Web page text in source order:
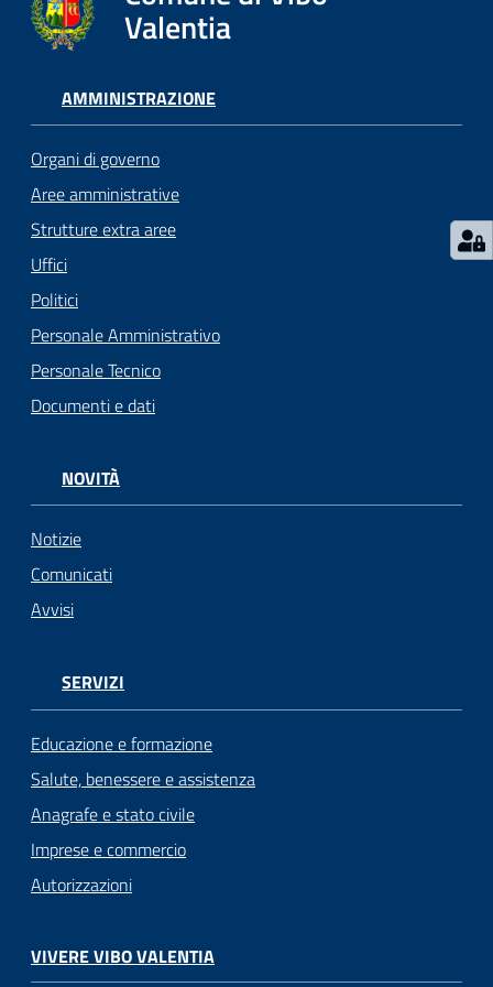
argomenti...
Seguici
su
Valentia
AMMINISTRAZIONE
Organi di governo
Aree amministrative
Strutture extra aree
Uffici
Politici
Personale Amministrativo
Personale Tecnico
Documenti e dati
NOVITÀ
Notizie
Comunicati
Avvisi
SERVIZI
Educazione e formazione
Salute, benessere e assistenza
Anagrafe e stato civile
Imprese e commercio
Autorizzazioni
VIVERE VIBO VALENTIA